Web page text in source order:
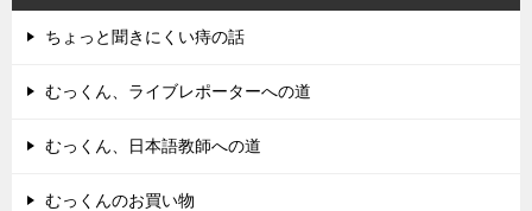
ちょっと聞きにくい痔の話
むっくん、ライブレポーターへの道
むっくん、日本語教師への道
むっくんのお買い物